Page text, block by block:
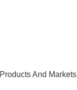
Products And Markets